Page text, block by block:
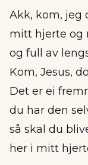
Akk, kom, jeg
mitt hjerte og
og full av
Kom, Jesus,
Det er ei
du har den
så skal du
her i mitt